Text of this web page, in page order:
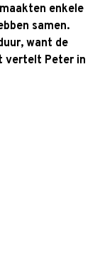
enkele
samen.
want de
vertelt Peter in